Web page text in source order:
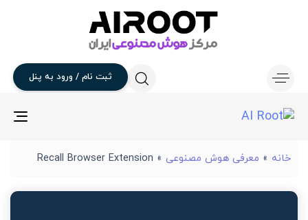
ثبت نام / ورود به پنل
خانه » معرفی هوش مصنوعی »
Recall Browser Extension